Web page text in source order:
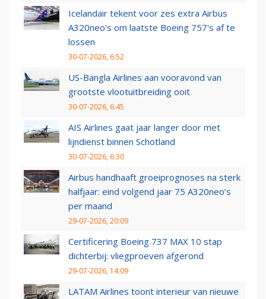
Icelandair tekent voor zes extra Airbus
A320neo's om laatste Boeing 757's af te
lossen
30-07-2026, 6:52
US-Bangla Airlines aan vooravond van
grootste vlootuitbreiding ooit
30-07-2026, 6:45
AIS Airlines gaat jaar langer door met
lijndienst binnen Schotland
30-07-2026, 6:30
Airbus handhaaft groeiprognoses na sterk
halfjaar: eind volgend jaar 75 A320neo’s
per maand
29-07-2026, 20:09
Certificering Boeing 737 MAX 10 stap
dichterbij: vliegproeven afgerond
29-07-2026, 14:09
LATAM Airlines toont interieur van nieuwe